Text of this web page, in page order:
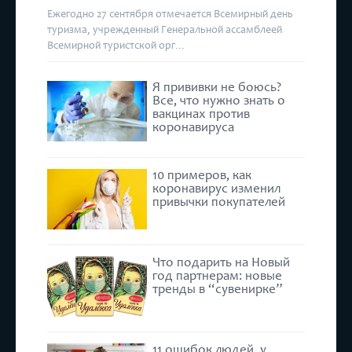
Ежегодно 27 сентября отмечается Всемирный день
туризма, учрежденный Генеральной ассамблеей
Всемирной туристской орг...
Я прививки не боюсь?
Все, что нужно знать о
вакцинах против
коронавируса
10 примеров, как
коронавирус изменил
привычки покупателей
Что подарить на Новый
год партнерам: новые
тренды в “сувенирке”